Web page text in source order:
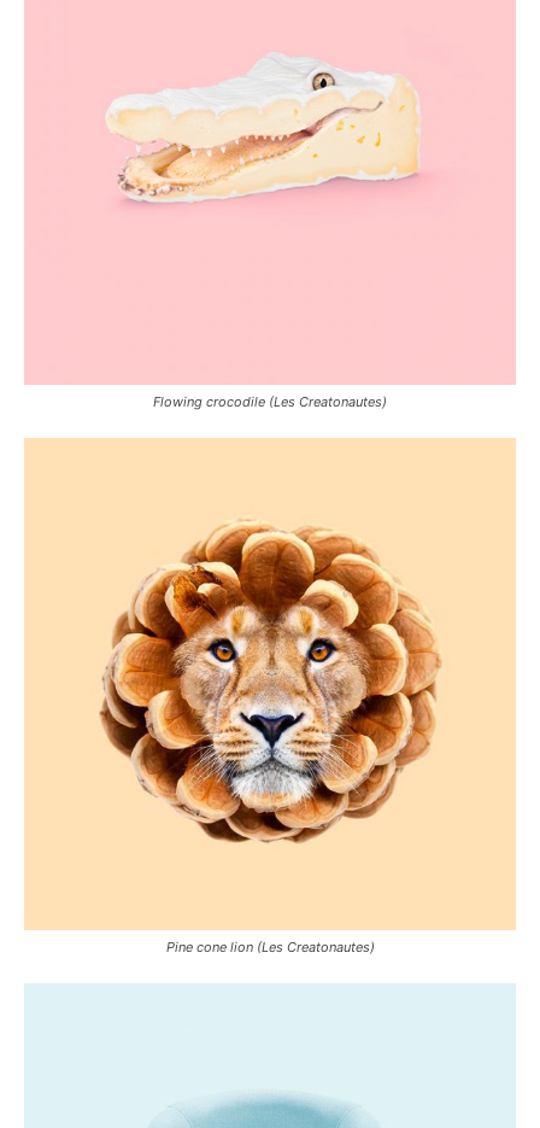
Flowing crocodile (Les Creatonautes)
Pine cone lion (Les Creatonautes)